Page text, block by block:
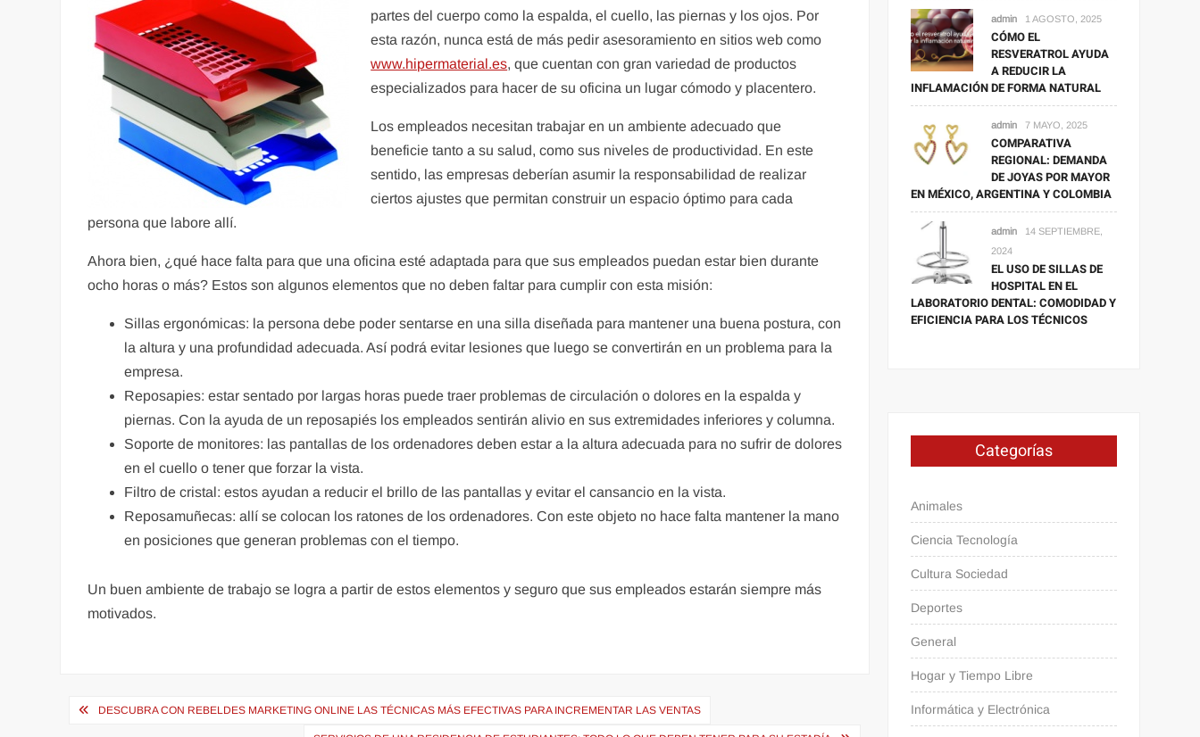
partes del cuerpo como la espalda, el cuello, las piernas y los ojos. Por
esta razón, nunca está de más pedir asesoramiento en sitios web como
www.hipermaterial.es, que cuentan con gran variedad de productos
especializados para hacer de su oficina un lugar cómodo y placentero.
Los empleados necesitan trabajar en un ambiente adecuado que
beneficie tanto a su salud, como sus niveles de productividad. En este
sentido, las empresas deberían asumir la responsabilidad de realizar
ciertos ajustes que permitan construir un espacio óptimo para cada
persona que labore allí.
Ahora bien, ¿qué hace falta para que una oficina esté adaptada para que sus empleados puedan estar bien durante
ocho horas o más? Estos son algunos elementos que no deben faltar para cumplir con esta misión:
Sillas ergonómicas: la persona debe poder sentarse en una silla diseñada para mantener una buena postura, con
la altura y una profundidad adecuada. Así podrá evitar lesiones que luego se convertirán en un problema para la
empresa.
Reposapies: estar sentado por largas horas puede traer problemas de circulación o dolores en la espalda y
piernas. Con la ayuda de un reposapiés los empleados sentirán alivio en sus extremidades inferiores y columna.
Soporte de monitores: las pantallas de los ordenadores deben estar a la altura adecuada para no sufrir de dolores
en el cuello o tener que forzar la vista.
Filtro de cristal: estos ayudan a reducir el brillo de las pantallas y evitar el cansancio en la vista.
Reposamuñecas: allí se colocan los ratones de los ordenadores. Con este objeto no hace falta mantener la mano
en posiciones que generan problemas con el tiempo.
Un buen ambiente de trabajo se logra a partir de estos elementos y seguro que sus empleados estarán siempre más
motivados.
Navegación
DESCUBRA CON REBELDES MARKETING ONLINE LAS TÉCNICAS MÁS EFECTIVAS PARA INCREMENTAR LAS VENTAS
admin 1 AGOSTO, 2025
CÓMO EL
RESVERATROL AYUDA
A REDUCIR LA
INFLAMACIÓN DE FORMA NATURAL
admin 7 MAYO, 2025
COMPARATIVA
REGIONAL: DEMANDA
DE JOYAS POR MAYOR
EN MÉXICO, ARGENTINA Y COLOMBIA
admin
14 SEPTIEMBRE,
2024
EL USO DE SILLAS DE
HOSPITAL EN EL
LABORATORIO DENTAL: COMODIDAD Y
EFICIENCIA PARA LOS TÉCNICOS
Categorías
Animales
Ciencia Tecnología
Cultura Sociedad
Deportes
General
Hogar y Tiempo Libre
Informática y Electrónica